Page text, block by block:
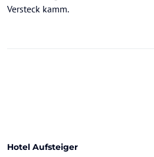
Versteck kamm.
Hotel Aufsteiger